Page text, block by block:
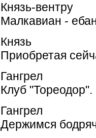
Князь-вентру
Малкавиан -
Князь
Приобретая
Гангрел
Клуб
Гангрел
Держимся